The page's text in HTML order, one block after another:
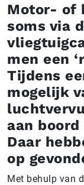
Motor- of
soms via
men een
Tijdens
mogelijk
aan
Daar
op
Met behulp van